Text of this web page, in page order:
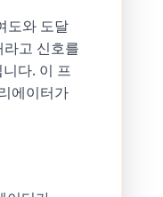
도와 도달
고 신호를
다. 이 프
에이터가